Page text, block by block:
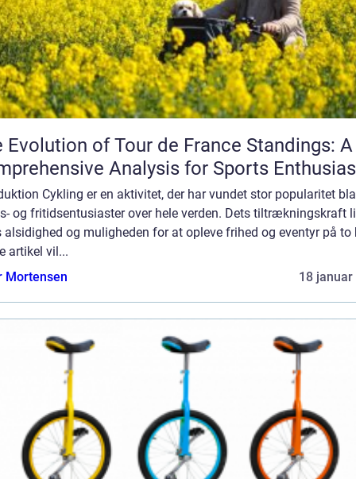
Evolution of Tour de France Standings: A
Analysis for Sports
Cykling er en aktivitet, der har vundet stor popularitet
og fritidsentusiaster over hele verden. Dets tiltrækningskraft
alsidighed og muligheden for at opleve frihed og eventyr på to
artikel vil...
Mortensen
18 januar